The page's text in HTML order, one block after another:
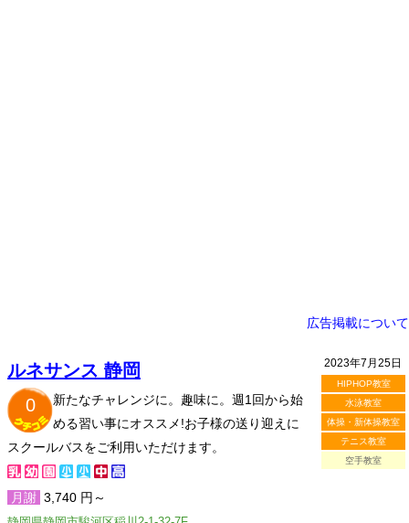
広告掲載について
2023年7月25日
HIPHOP教室
水泳教室
体操・新体操教室
テニス教室
空手教室
ルネサンス 静岡
0
新たなチャレンジに。趣味に。週1回から始
める習い事にオススメ!お子様の送り迎えに
スクールバスをご利用いただけます。
月謝 3,740 円～